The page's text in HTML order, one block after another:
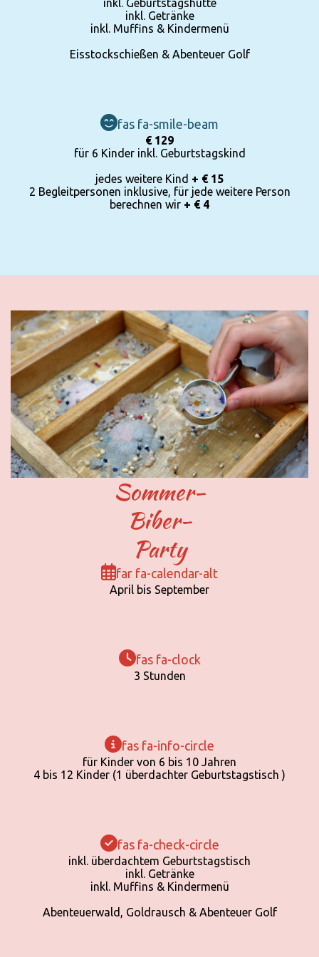
inkl. Geburtstagshütte
inkl. Getränke
inkl. Muffins & Kindermenü
Eisstockschießen & Abenteuer Golf
fas fa-smile-beam
€ 129
für 6 Kinder inkl. Geburtstagskind
jedes weitere Kind + € 15
2 Begleitpersonen inklusive, für jede weitere Person
berechnen wir + € 4
Sommer-
Biber-
Party
far fa-calendar-alt
April bis September
fas fa-clock
3 Stunden
fas fa-info-circle
für Kinder von 6 bis 10 Jahren
4 bis 12 Kinder (1 überdachter Geburtstagstisch )
fas fa-check-circle
inkl. überdachtem Geburtstagstisch
inkl. Getränke
inkl. Muffins & Kindermenü
Abenteuerwald, Goldrausch & Abenteuer Golf